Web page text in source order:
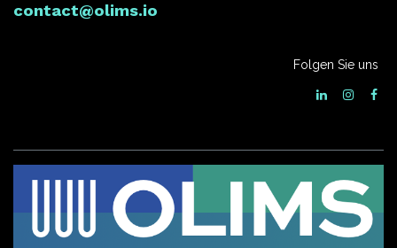
contact@olims.io
Folgen Sie uns